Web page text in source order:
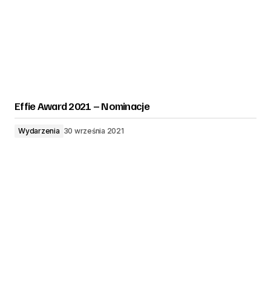
Effie Award 2021 – Nominacje
Wydarzenia 30 września 2021